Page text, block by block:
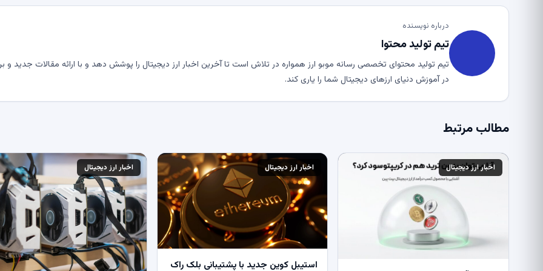
درباره نویسنده
تیم تولید محتوا
تیم تولید محتوای تخصصی رسانه موبو ارز همواره در تلاش است تا آخرین اخبار ارز دیجیتال را پوشش دهد و با ارائه مقالات جدید و
در آموزش دنیای ارزهای دیجیتال شما را یاری کند.
مطالب مرتبط
اخبار ارز دیجیتال اخبار ارز دیجیتال
استیبل کوین جدید با پشتیبانی بلک راک
اخبار ارز دیجیتال